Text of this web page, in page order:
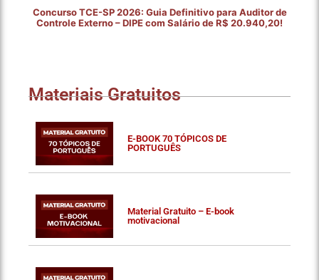
Concurso TCE-SP 2026: Guia Definitivo para Auditor de
Controle Externo – DIPE com Salário de R$ 20.940,20!
Materiais Gratuitos
E-BOOK 70 TÓPICOS DE
PORTUGUÊS
Material Gratuito – E-book
motivacional